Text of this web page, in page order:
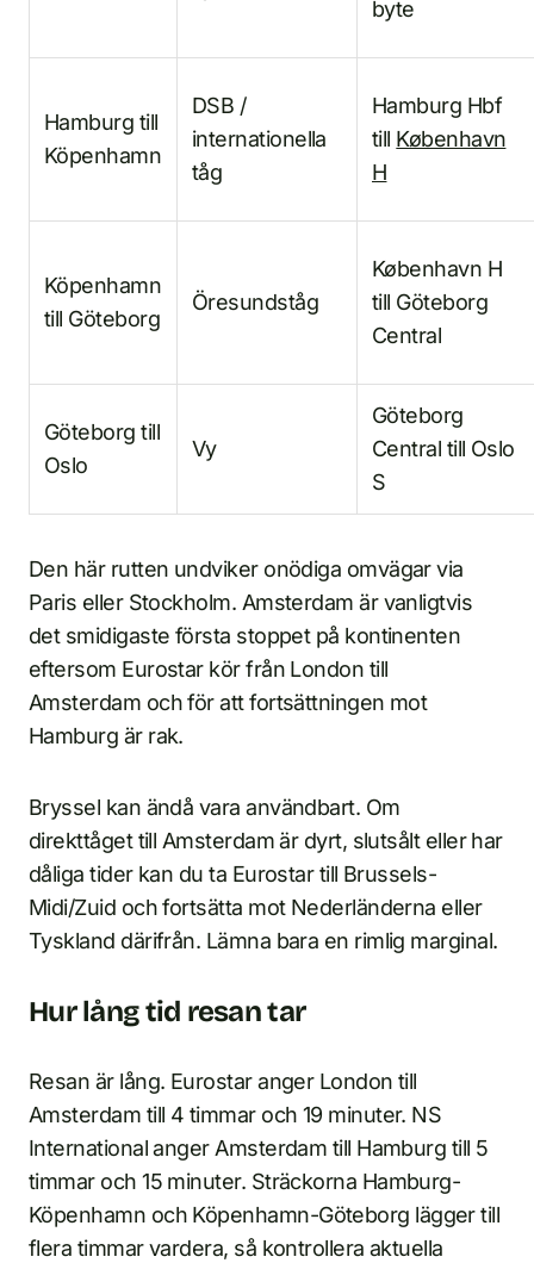
byte
Hamburg till
Köpenhamn
DSB /
internationella
tåg
Hamburg Hbf
till København
H
Köpenhamn
till Göteborg
Öresundståg
København H
till Göteborg
Central
Göteborg till
Oslo
Vy
Göteborg
Central till Oslo
S
Den här rutten undviker onödiga omvägar via
Paris eller Stockholm. Amsterdam är vanligtvis
det smidigaste första stoppet på kontinenten
eftersom Eurostar kör från London till
Amsterdam och för att fortsättningen mot
Hamburg är rak.
Bryssel kan ändå vara användbart. Om
direkttåget till Amsterdam är dyrt, slutsålt eller har
dåliga tider kan du ta Eurostar till Brussels-
Midi/Zuid och fortsätta mot Nederländerna eller
Tyskland därifrån. Lämna bara en rimlig marginal.
Hur lång tid resan tar
Resan är lång. Eurostar anger London till
Amsterdam till 4 timmar och 19 minuter. NS
International anger Amsterdam till Hamburg till 5
timmar och 15 minuter. Sträckorna Hamburg-
Köpenhamn och Köpenhamn-Göteborg lägger till
flera timmar vardera, så kontrollera aktuella